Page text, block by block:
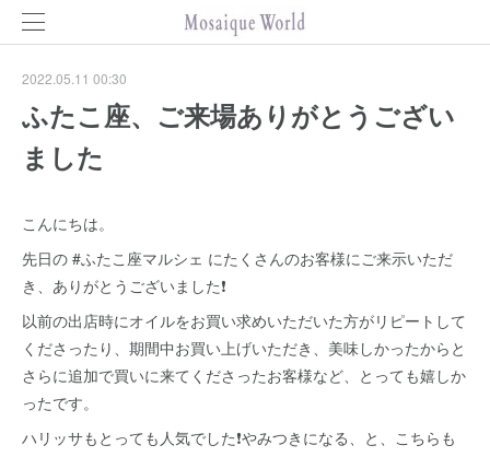
2022.05.11 00:30
ふたこ座、ご来場ありがとうござい
ました
こんにちは。
先日の #ふたこ座マルシェ にたくさんのお客様にご来示いただ
き、ありがとうございました❗
以前の出店時にオイルをお買い求めいただいた方がリピートして
くださったり、期間中お買い上げいただき、美味しかったからと
さらに追加で買いに来てくださったお客様など、とっても嬉しか
ったです。
ハリッサもとっても人気でした❗やみつきになる、と、こちらも